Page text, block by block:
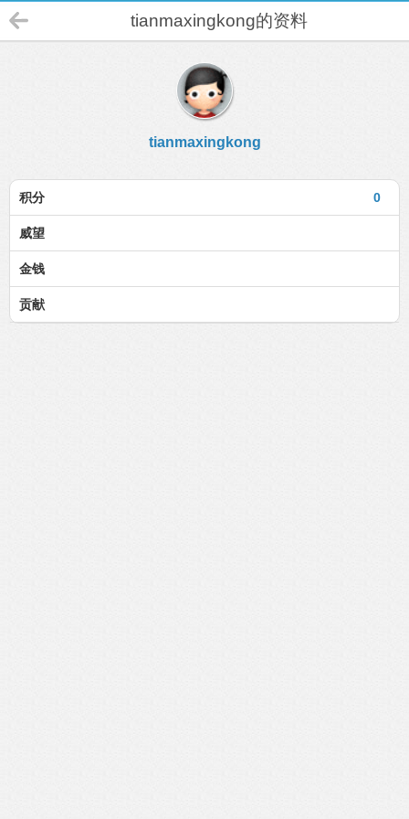
tianmaxingkong的资料
tianmaxingkong
0
积分
威望
金钱
贡献